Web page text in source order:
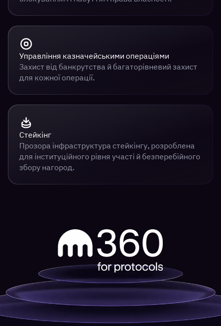
Управління казначейськими операціями
Захист від банкрутства й багаторівневий захист
для кожної операції.
Стейкінг
Прозора інфраструктура стейкінгу, розроблена
для інституційного рівня участі й безперебійного
збору нагород.